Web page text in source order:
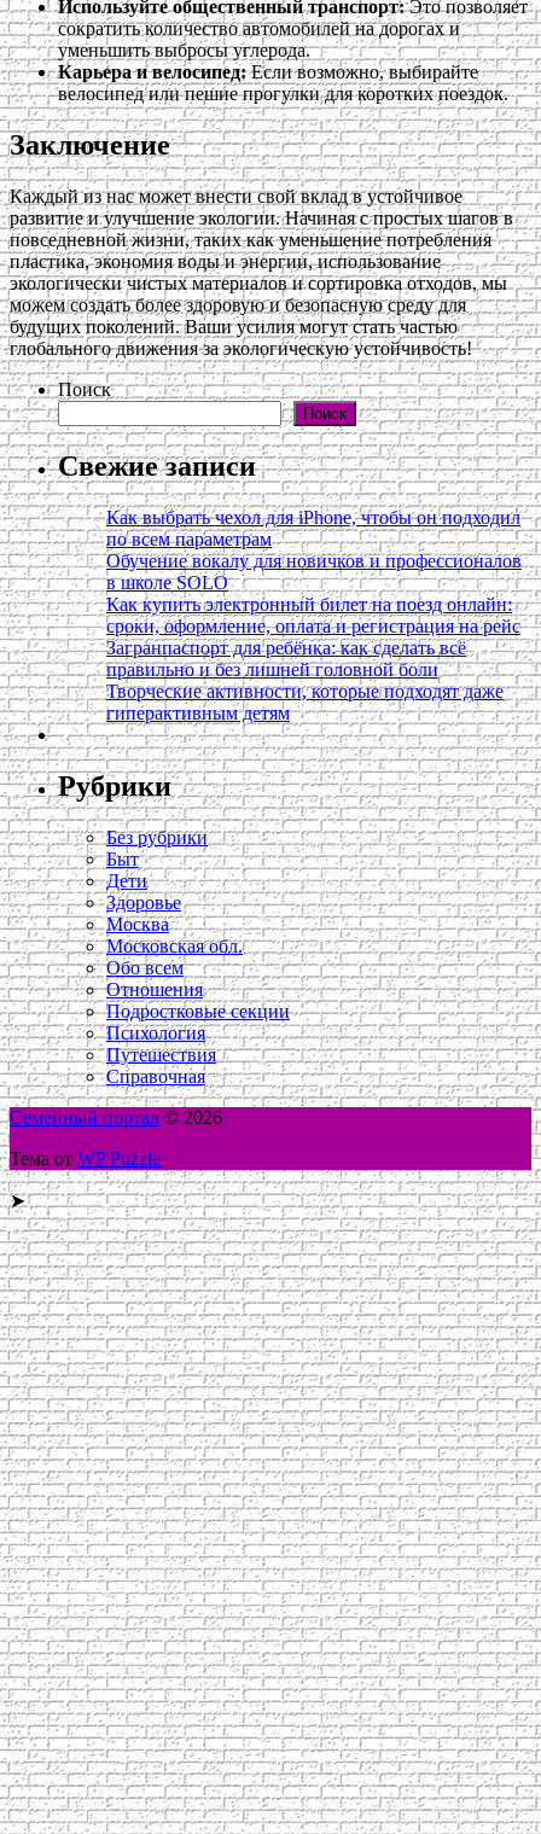
Используйте общественный транспорт:Это позволяет
сократить количество автомобилей на дорогах и
уменьшить выбросы углерода.
Карьера и велосипед:Если возможно, выбирайте
велосипед или пешие прогулки для коротких поездок.
Заключение
Каждый из нас может внести свой вклад в устойчивое
развитие и улучшение экологии. Начиная с простых шагов в
повседневной жизни, таких как уменьшение потребления
пластика, экономия воды и энергии, использование
экологически чистых материалов и сортировка отходов, мы
можем создать более здоровую и безопасную среду для
будущих поколений. Ваши усилия могут стать частью
глобального движения за экологическую устойчивость!
Поиск
Поиск
Свежие записи
Как выбрать чехол для iPhone, чтобы он подходил
по всем параметрам
Обучение вокалу для новичков и профессионалов
в школе SOLO
Как купить электронный билет на поезд онлайн:
сроки, оформление, оплата и регистрация на рейс
Загранпаспорт для ребёнка: как сделать всё
правильно и без лишней головной боли
Творческие активности, которые подходят даже
гиперактивным детям
Рубрики
Без рубрики
Быт
Дети
Здоровье
Москва
Московская обл.
Обо всем
Отношения
Подростковые секции
Психология
Путешествия
Справочная
Семейный портал © 2026
Тема от WP Puzzle
➤